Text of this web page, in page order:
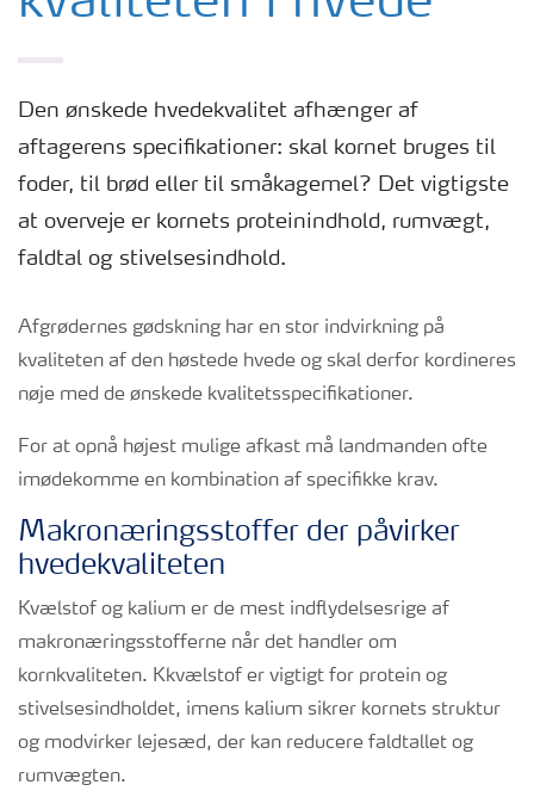
Den ønskede hvedekvalitet afhænger af
aftagerens specifikationer: skal kornet bruges til
foder, til brød eller til småkagemel? Det vigtigste
at overveje er kornets proteinindhold, rumvægt,
faldtal og stivelsesindhold.
Afgrødernes gødskning har en stor indvirkning på
kvaliteten af den høstede hvede og skal derfor kordineres
nøje med de ønskede kvalitetsspecifikationer.
For at opnå højest mulige afkast må landmanden ofte
imødekomme en kombination af specifikke krav.
Makronæringsstoffer der påvirker
hvedekvaliteten
Kvælstof og kalium er de mest indflydelsesrige af
makronæringsstofferne når det handler om
kornkvaliteten. Kkvælstof er vigtigt for protein og
stivelsesindholdet, imens kalium sikrer kornets struktur
og modvirker lejesæd, der kan reducere faldtallet og
rumvægten.